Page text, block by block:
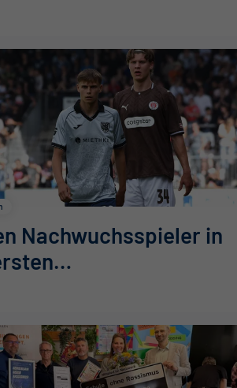
Nachwuchsspieler in